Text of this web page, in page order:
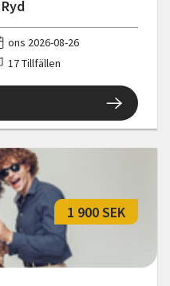
ons 2026-08-26
17 Tillfällen
1 900 SEK